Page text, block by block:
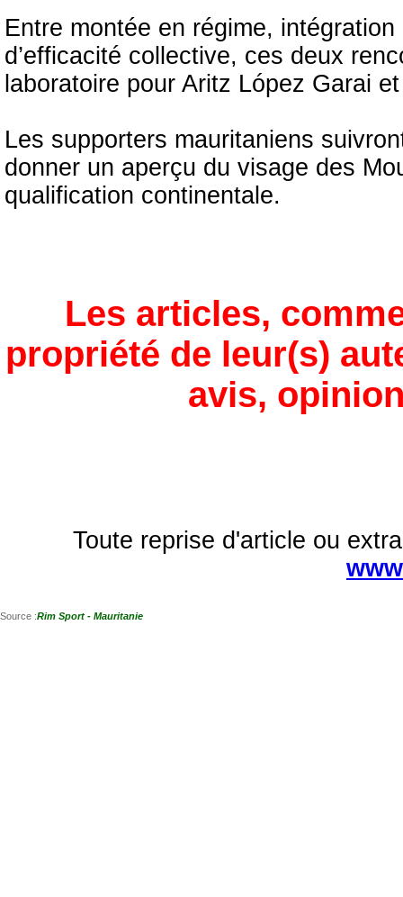
Entre montée en régime,
d’efficacité collective, ces deux
laboratoire pour Aritz López Garai
Les supporters mauritaniens
donner un aperçu du visage des
qualification continentale.
Les articles,
propriété de leur(s)
avis,
Toute reprise d'article ou
Source :Rim Sport - Mauritanie